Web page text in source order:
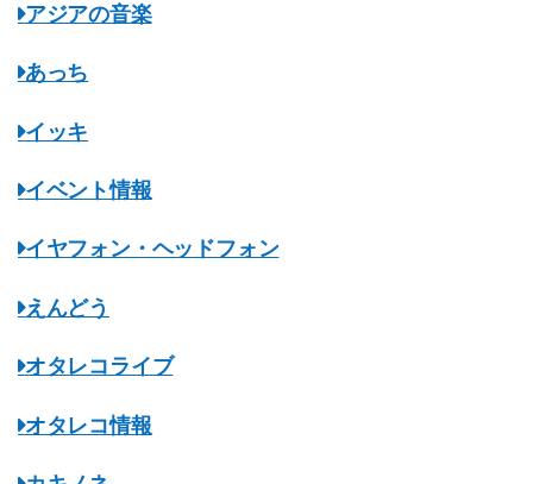
アジアの音楽
あっち
イッキ
イベント情報
イヤフォン・ヘッドフォン
えんどう
オタレコライブ
オタレコ情報